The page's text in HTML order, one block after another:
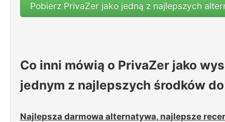
Pobierz PrivaZer jako jedną z najlepszych
Co inni mówią o PrivaZer jako
jednym z najlepszych środków
Najlepsza darmowa alternatywa, najlepsze